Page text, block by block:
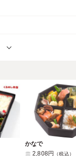
かなで
2,808円
（税込）